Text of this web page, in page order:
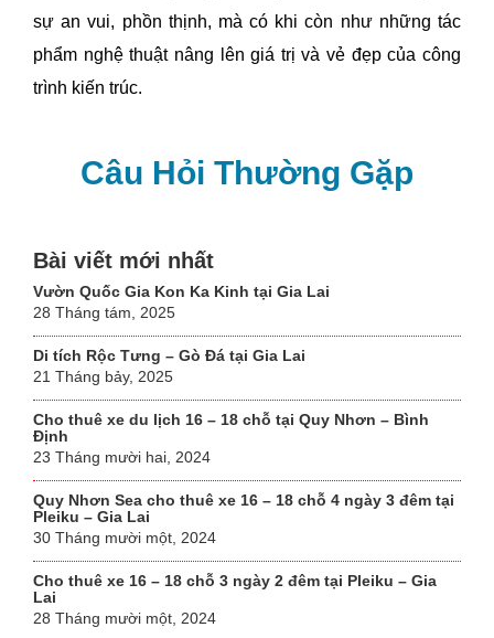
sự an vui, phồn thịnh, mà có khi còn như những tác
phẩm nghệ thuật nâng lên giá trị và vẻ đẹp của công
trình kiến trúc.
Câu Hỏi Thường Gặp
Bài viết mới nhất
Vườn Quốc Gia Kon Ka Kinh tại Gia Lai
28 Tháng tám, 2025
Di tích Rộc Tưng – Gò Đá tại Gia Lai
21 Tháng bảy, 2025
Cho thuê xe du lịch 16 – 18 chỗ tại Quy Nhơn – Bình
Định
23 Tháng mười hai, 2024
Quy Nhơn Sea cho thuê xe 16 – 18 chỗ 4 ngày 3 đêm tại
Pleiku – Gia Lai
30 Tháng mười một, 2024
Cho thuê xe 16 – 18 chỗ 3 ngày 2 đêm tại Pleiku – Gia
Lai
28 Tháng mười một, 2024